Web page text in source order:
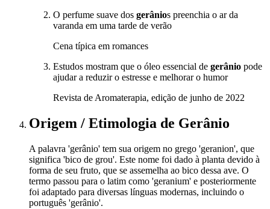
O perfume suave dos gerânios preenchia o ar da
varanda em uma tarde de verão
Cena típica em romances
Estudos mostram que o óleo essencial de gerânio pode
ajudar a reduzir o estresse e melhorar o humor
Revista de Aromaterapia, edição de junho de 2022
Origem / Etimologia de Gerânio
A palavra 'gerânio' tem sua origem no grego 'geranion', que
significa 'bico de grou'. Este nome foi dado à planta devido à
forma de seu fruto, que se assemelha ao bico dessa ave. O
termo passou para o latim como 'geranium' e posteriormente
foi adaptado para diversas línguas modernas, incluindo o
português 'gerânio'.